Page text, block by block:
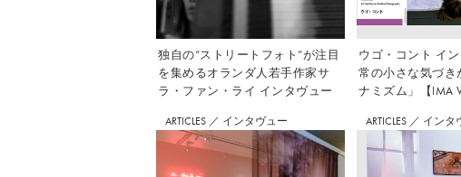
独自の“ストリートフォト”が注目
を集めるオランダ人若手作家サ
ラ・ファン・ライ インタヴュー
ウゴ・コント イ
常の小さな気づき
ナミズム」【IMA
ARTICLES ／ インタヴュー ARTICLES ／ インタ